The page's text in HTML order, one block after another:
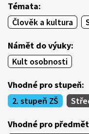
Témata:
Člověk a kultura
Námět do výuky:
Kult osobnosti
Vhodné pro stupeň:
2. stupeň ZŠ
Vhodné pro